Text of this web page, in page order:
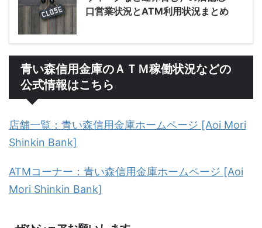
口営業状況とATM利用状況まとめ
青い森信用金庫のＡＴＭ稼働状況などの
公式情報はこちら
店舗一覧：青い森信用金庫ホームページ [Aoi Mori
Shinkin Bank]
ATMコーナー：青い森信用金庫ホームページ [Aoi
Mori Shinkin Bank]